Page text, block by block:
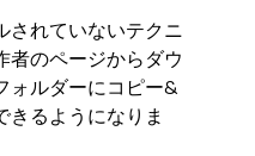
されていないテクニ
者のページからダウ
ォルダーにコピー&
きるようになりま